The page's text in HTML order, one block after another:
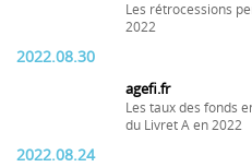
Les rétrocessions
2022
2022.08.30
agefi.fr
Les taux des fonds
du Livret A en 2022
2022.08.24